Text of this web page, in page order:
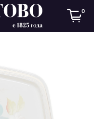
0